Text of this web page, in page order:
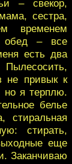
– свекор,
сестра,
временем
обед – все
есть два
не привык к
но я терплю.
белье
стиральная
стирать,
еще
Заканчиваю